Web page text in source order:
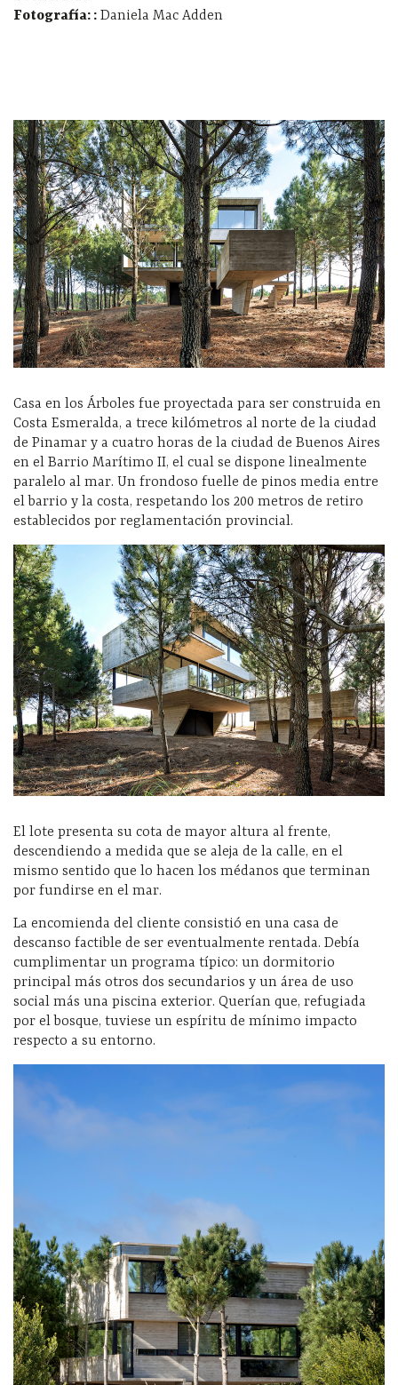
Fotografía: : Daniela Mac Adden
Casa en los Árboles fue proyectada para ser construida en
Costa Esmeralda, a trece kilómetros al norte de la ciudad
de Pinamar y a cuatro horas de la ciudad de Buenos Aires
en el Barrio Marítimo II, el cual se dispone linealmente
paralelo al mar. Un frondoso fuelle de pinos media entre
el barrio y la costa, respetando los 200 metros de retiro
establecidos por reglamentación provincial.
El lote presenta su cota de mayor altura al frente,
descendiendo a medida que se aleja de la calle, en el
mismo sentido que lo hacen los médanos que terminan
por fundirse en el mar.
La encomienda del cliente consistió en una casa de
descanso factible de ser eventualmente rentada. Debía
cumplimentar un programa típico: un dormitorio
principal más otros dos secundarios y un área de uso
social más una piscina exterior. Querían que, refugiada
por el bosque, tuviese un espíritu de mínimo impacto
respecto a su entorno.